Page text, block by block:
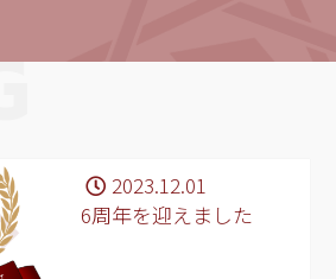
2023.12.01
6周年を迎えました